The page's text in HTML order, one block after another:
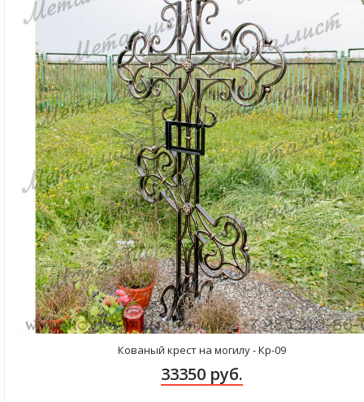
Кованый крест на могилу - Кр-09
33350 руб.